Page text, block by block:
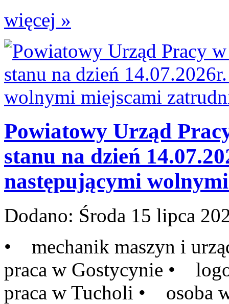
więcej »
Powiatowy Urząd
stanu na dzień
następującymi
Dodano: Środa 15 lipca
• mechanik maszyn i
praca w Gostycynie •
praca w Tucholi • osoba